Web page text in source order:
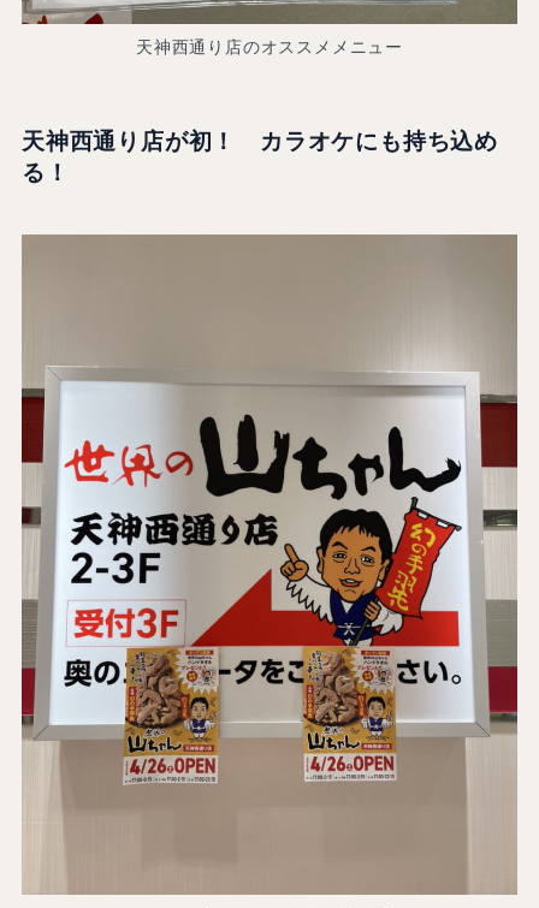
天神西通り店のオススメメニュー
天神西通り店が初！ カラオケにも持ち込め
る！